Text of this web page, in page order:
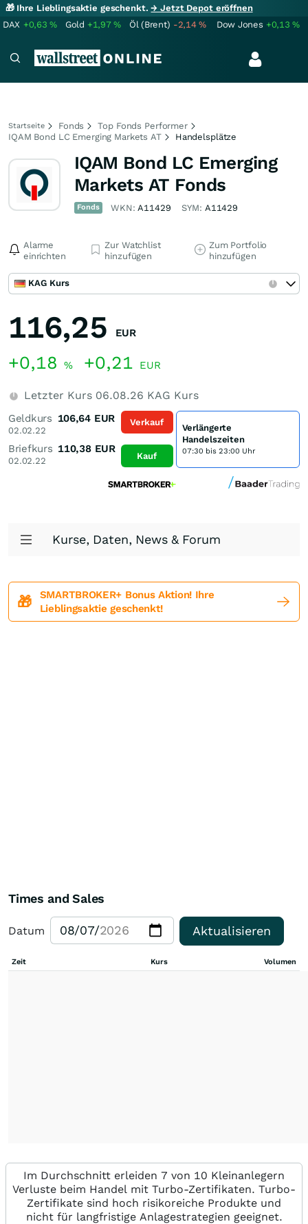
🎁 Ihre Lieblingsaktie geschenkt.→ Jetzt Depot eröffnen
DAX +0,63% Gold +1,97% Öl (Brent) -2,14% Dow Jones +0,13%
Startseite Fonds
Top Fonds Performer
IQAM Bond LC Emerging Markets AT
Handelsplätze
IQAM Bond LC Emerging
Markets AT Fonds
Fonds WKN:A11429 SYM: A11429
Alarme
einrichten
Zur Watchlist
hinzufügen
Zum Portfolio
hinzufügen
KAG Kurs
116,25 EUR
+0,18 % +0,21 EUR
Letzter Kurs 06.08.26 KAG Kurs
Geldkurs
02.02.22
106,64 EUR
Briefkurs
02.02.22
110,38 EUR
Verkauf
Kauf
Verlängerte
Handelszeiten
07:30 bis 23:00 Uhr
Kurse, Daten, News & Forum
🎁
SMARTBROKER+ Bonus Aktion! Ihre
Lieblingsaktie geschenkt!
Times and Sales
Datum Aktualisieren
Zeit Kurs Volumen
Im Durchschnitt erleiden 7 von 10 Kleinanlegern
Verluste beim Handel mit Turbo-Zertifikaten. Turbo-
Zertifikate sind hoch risikoreiche Produkte und
nicht für langfristige Anlagestrategien geeignet.